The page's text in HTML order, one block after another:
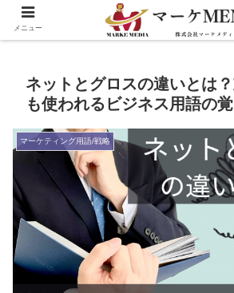
ネットとグロスの違いとは
も使われるビジネス用語の
マーケティング用語/戦略
メニュー